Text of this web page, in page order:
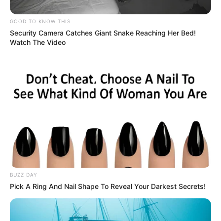
Le puede interesar:"Siempre estará en la mente":
hermano de Gabriel Esteban dio unas palabras en el
GOOD TO KNOW THIS
Security Camera Catches Giant Snake Reaching Her Bed!
Watch The Video
BUZZ DAY
Pick A Ring And Nail Shape To Reveal Your Darkest Secrets!